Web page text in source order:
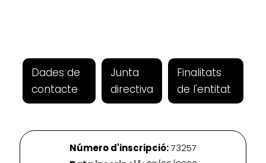
Dades de
contacte
Junta
directiva
Finalitats
de l'entitat
Número d'inscripció:73257